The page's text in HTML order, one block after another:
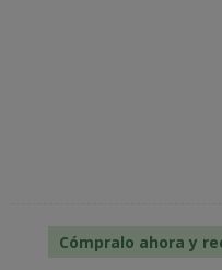
Cómpralo ahora y